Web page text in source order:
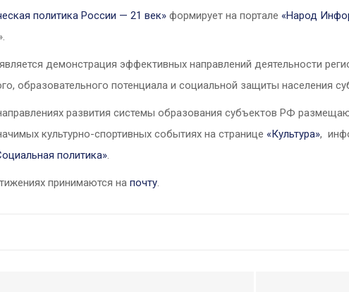
политика России — 21 век» формирует на портале «Народ
демонстрация эффективных направлений деятельности
образовательного потенциала и социальной защиты населения
развития системы образования субъектов РФ
культурно-спортивных событиях на странице «Культура»,
политика».
принимаются на почту.